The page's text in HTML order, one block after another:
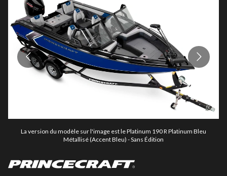
La version du modèle sur l'image est le Platinum 190 R Platinum Bleu
Métallisé (Accent Bleu) - Sans Édition